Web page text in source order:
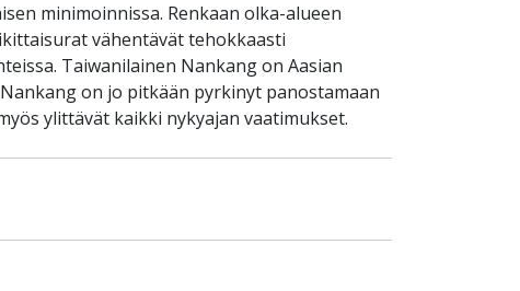
minimoinnissa. Renkaan olka-alueen
vähentävät tehokkaasti
Taiwanilainen Nankang on Aasian
on jo pitkään pyrkinyt panostamaan
ylittävät kaikki nykyajan vaatimukset.